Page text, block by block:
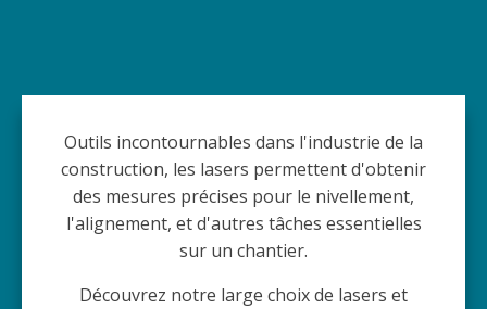
Outils incontournables dans l'industrie de la
construction, les lasers permettent d'obtenir
des mesures précises pour le nivellement,
l'alignement, et d'autres tâches essentielles
sur un chantier.
Découvrez notre large choix de lasers et